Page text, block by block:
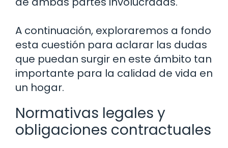
A continuación, exploraremos a fondo
esta cuestión para aclarar las dudas
que puedan surgir en este ámbito tan
importante para la calidad de vida en
un hogar.
Normativas legales y
obligaciones contractuales